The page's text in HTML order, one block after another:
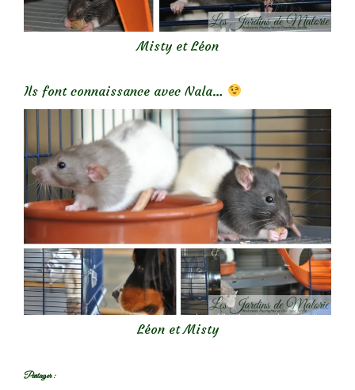
Misty et Léon
Ils font connaissance avec Nala…
Léon et Misty
Partager :